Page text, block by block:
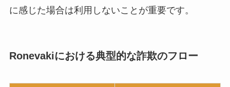
に感じた場合は利用しないことが重要です。
Ronevakiにおける典型的な詐欺のフロー